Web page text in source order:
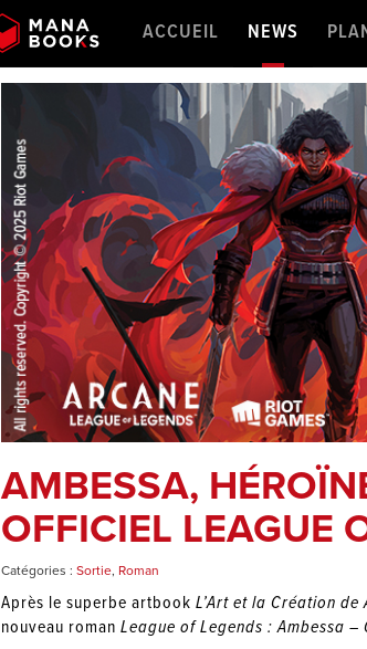
ACCUEIL NEWS
AMBESSA,
OFFICIEL LEAGUE
Catégories : Sortie, Roman
Après le superbe artbook L’Art et la Création de
nouveau roman League of Legends : Ambessa